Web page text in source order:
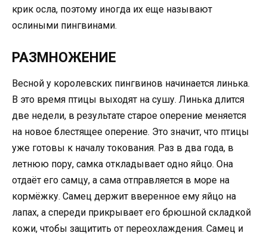
крик осла, поэтому иногда их еще называют
ослиными пингвинами.
РАЗМНОЖЕНИЕ
Весной у королевских пингвинов начинается линька.
В это время птицы выходят на сушу. Линька длится
две недели, в результате старое оперение меняется
на новое блестящее оперение. Это значит, что птицы
уже готовы к началу токования. Раз в два года, в
летнюю пору, самка откладывает одно яйцо. Она
отдаёт его самцу, а сама отправляется в море на
кормёжку. Самец держит вверенное ему яйцо на
лапах, а спереди прикрывает его брюшной складкой
кожи, чтобы защитить от переохлаждения. Самец и